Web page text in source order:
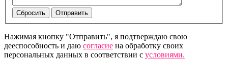
Нажимая кнопку "Отправить", я подтверждаю свою
дееспособность и даю согласие на обработку своих
персональных данных в соответствии с условиями.